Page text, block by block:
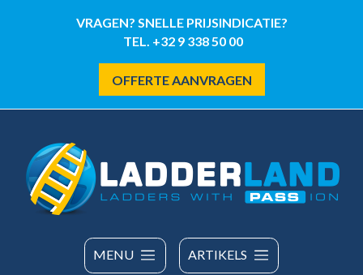
VRAGEN? SNELLE PRIJSINDICATIE?
TEL. +32 9 338 50 00
OFFERTE AANVRAGEN
MENU ARTIKELS